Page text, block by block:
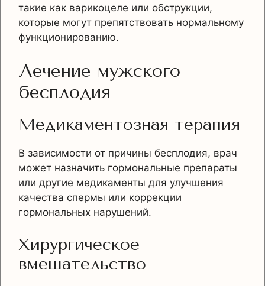
такие как варикоцеле или обструкции,
которые могут препятствовать нормальному
функционированию.
Лечение мужского
бесплодия
Медикаментозная терапия
В зависимости от причины бесплодия, врач
может назначить гормональные препараты
или другие медикаменты для улучшения
качества спермы или коррекции
гормональных нарушений.
Хирургическое
вмешательство